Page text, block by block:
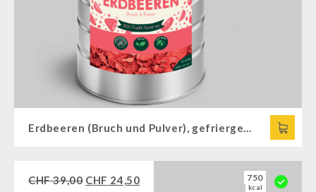
CHF39,00 CHF 24,50 750
kcal